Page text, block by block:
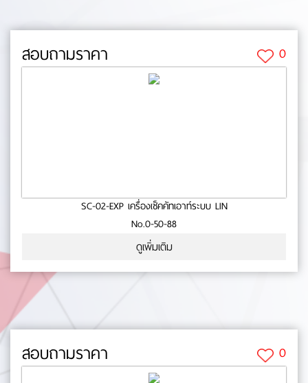
สอบถามราคา 0
SC-02-EXP เครื่องเช็คคัทเอาท์ระบบ LIN
No.0-50-88
ดูเพิ่มเติม
สอบถามราคา 0